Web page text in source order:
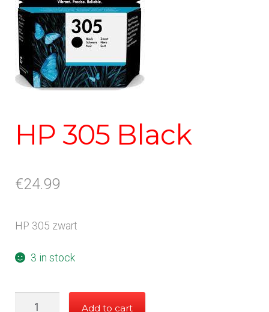
HP 305 Black
€24.99
HP 305 zwart
3 in stock
Add to cart